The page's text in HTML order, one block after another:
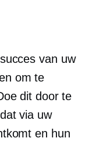
van uw
om te
dit door te
via uw
en hun